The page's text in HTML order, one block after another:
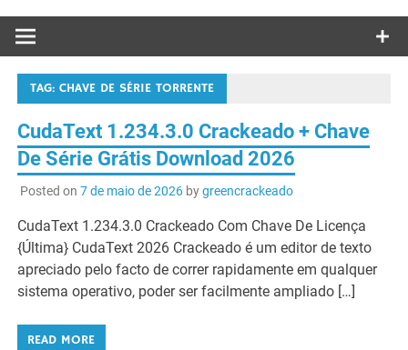
TAG:CHAVE DE SÉRIE TORRENTE
CudaText 1.234.3.0 Crackeado + Chave
De Série Grátis Download 2026
Posted on 7 de maio de 2026bygreencrackeado
CudaText 1.234.3.0 Crackeado Com Chave De Licença
{Última} CudaText 2026 Crackeado é um editor de texto
apreciado pelo facto de correr rapidamente em qualquer
sistema operativo, poder ser facilmente ampliado […]
READ MORE